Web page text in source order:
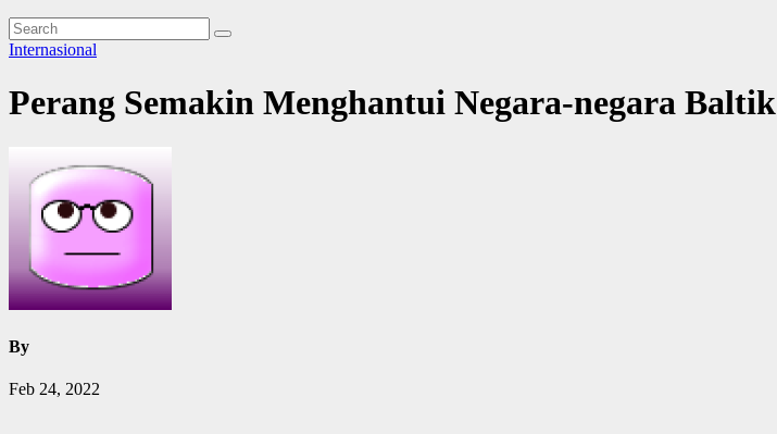
Internasional
Perang Semakin Menghantui Negara-negara Baltik
By
Feb 24, 2022